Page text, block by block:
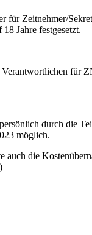
für Zeitnehmer/
Jahre festgesetzt.
Verantwortlichen für
durch die
möglich.
auch die